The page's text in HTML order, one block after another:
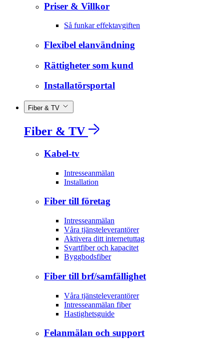
Priser & Villkor
Så funkar effektavgiften
Flexibel elanvändning
Rättigheter som kund
Installatörsportal
Fiber & TV
Fiber & TV
Kabel-tv
Intresseanmälan
Installation
Fiber till företag
Intresseanmälan
Våra tjänsteleverantörer
Aktivera ditt internetuttag
Svartfiber och kapacitet
Byggbodsfiber
Fiber till brf/samfällighet
Våra tjänsteleverantörer
Intresseanmälan fiber
Hastighetsguide
Felanmälan och support